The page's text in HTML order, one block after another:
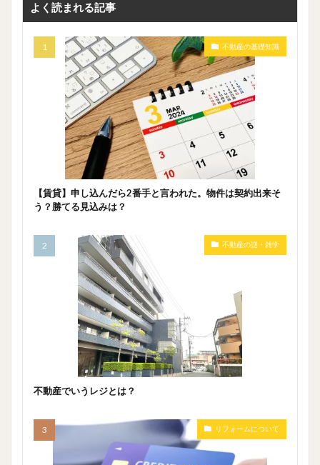
よく読まれる記事
不動産の基礎知識
【賃貸】申し込んだら2番手と言われた。物件は契約出来そ
う？勝てる見込みは？
不動産の謎・雑学
不動産でいうレジとは？
リフォームについて